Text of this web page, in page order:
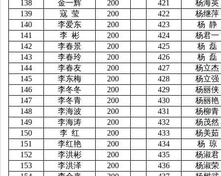
138 金一辉 200 421
杨海英
139
寇 莹 200 422
杨继萍
140
李爱东 200 423 杨 静
141
李 彬 200 424
杨君一
142
李春景 200 425 杨 磊
143
李春玲 200 426 杨 磊
144
李春友 200 427
杨立杰
145
李东梅 200 428
杨立强
146
李冬冬 200 429
杨丽侠
147
李冬青 200 430
杨丽艳
148
李海波 200 431
杨柳青
149
李海涛 200 432
杨茂然
150
李 红 200 433
杨美茹
151
李红艳 200 434 杨 琼
152
李洪彬 200 435
杨淑君
153
李洪泽 200 436
杨淑荣